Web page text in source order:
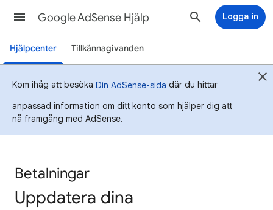
Google AdSense Hjälp Logga in
Hjälpcenter Tillkännagivanden
Kom ihåg att besöka Din AdSense-sida där du hittar
anpassad information om ditt konto som hjälper dig att
nå framgång med AdSense.
Betalningar
Uppdatera dina